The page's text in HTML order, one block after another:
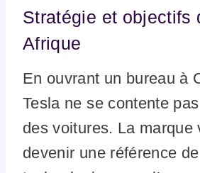
Stratégie et objectifs
Afrique
En ouvrant un bureau à
Tesla ne se contente
des voitures. La marque
devenir une référence